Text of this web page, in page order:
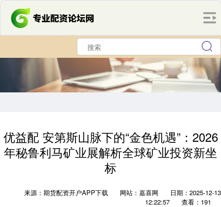
优益配 安第斯山脉下的“金色机遇”：2026
年秘鲁利马矿业展解析全球矿业投资新坐
标
来源：期货配资开户APP下载 网站：嘉喜网
日期：2025-12-13
12:22:57
查看：191